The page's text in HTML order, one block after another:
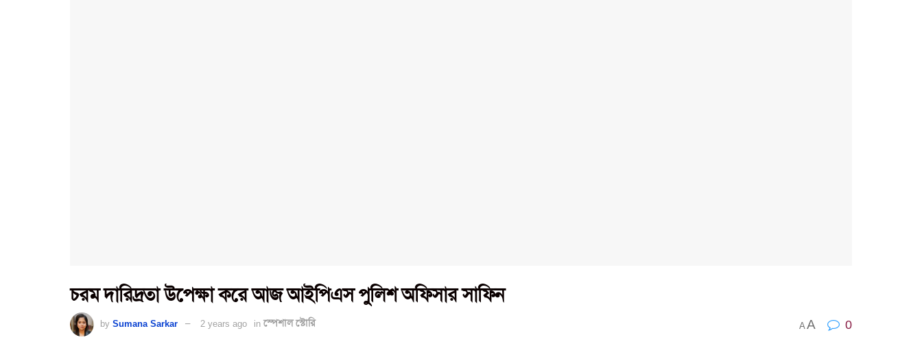
চরম দারিদ্রতা উপেক্ষা করে আজ আইপিএস পুলিশ অফিসার সাফিন
by Sumana Sarkar 2 years ago in স্পেশাল স্টোরি AA 0